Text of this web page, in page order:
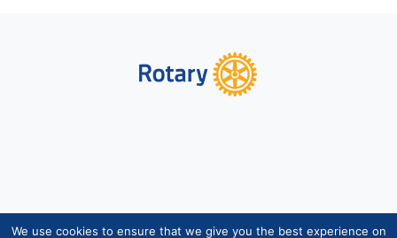
Copyright © Suomen Rotarypalvelu ry 2026 |
We use cookies to ensure that we give you the best experience on